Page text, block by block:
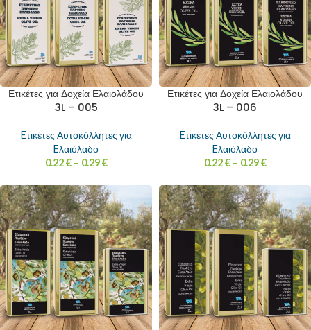
Ετικέτες για Δοχεία Ελαιολάδου
3L – 005
Eτικέτες Αυτοκόλλητες για
Eλαιόλαδο
0.22€ – 0.29€
Ετικέτες για Δοχεία Ελαιολάδου
3L – 006
Eτικέτες Αυτοκόλλητες για
Eλαιόλαδο
0.22€ – 0.29€